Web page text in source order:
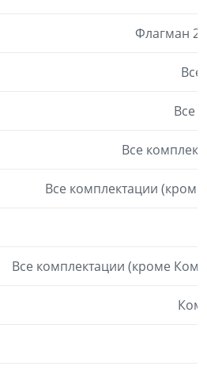
Флагман
Все
Все
Все
Все комплектации
Все комплектации (кроме